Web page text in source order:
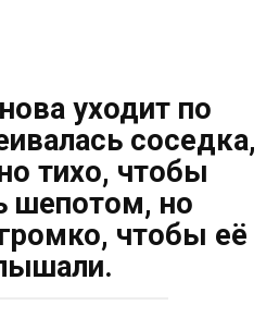
уходит по
соседка,
тихо, чтобы
шепотом, но
чтобы её